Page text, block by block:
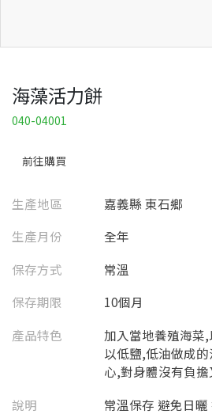
海藻活力餅
040-04001
前往購買
生產地區
嘉義縣 東石鄉
生產月份
全年
保存方式
常溫
保存期限
10個月
產品特色
加入當地養殖海菜
以低鹽,低油做成
心,對身體沒有負擔
說明
常溫保存 避免日